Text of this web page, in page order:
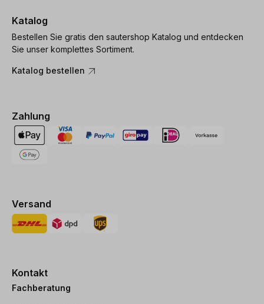
Katalog
Bestellen Sie gratis den sautershop Katalog und entdecken
Sie unser komplettes Sortiment.
Katalog bestellen
Zahlung
Versand
Kontakt
Fachberatung